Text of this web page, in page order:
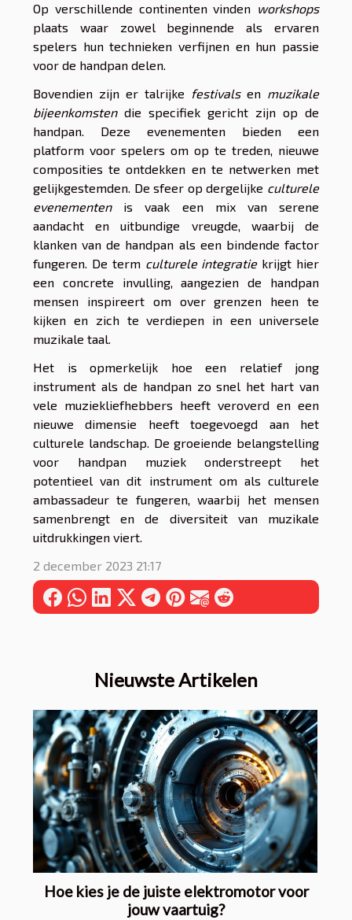
Op verschillende continenten vinden workshops
plaats waar zowel beginnende als ervaren
spelers hun technieken verfijnen en hun passie
voor de handpan delen.
Bovendien zijn er talrijke festivalsen muzikale
bijeenkomstendie specifiek gericht zijn op de
handpan. Deze evenementen bieden een
platform voor spelers om op te treden, nieuwe
composities te ontdekken en te netwerken met
gelijkgestemden. De sfeer op dergelijke culturele
evenementenis vaak een mix van serene
aandacht en uitbundige vreugde, waarbij de
klanken van de handpan als een bindende factor
fungeren. De term culturele integratiekrijgt hier
een concrete invulling, aangezien de handpan
mensen inspireert om over grenzen heen te
kijken en zich te verdiepen in een universele
muzikale taal.
Het is opmerkelijk hoe een relatief jong
instrument als de handpan zo snel het hart van
vele muziekliefhebbers heeft veroverd en een
nieuwe dimensie heeft toegevoegd aan het
culturele landschap. De groeiende belangstelling
voor handpan muziek onderstreept het
potentieel van dit instrument om als culturele
ambassadeur te fungeren, waarbij het mensen
samenbrengt en de diversiteit van muzikale
uitdrukkingen viert.
2 december 2023 21:17
Nieuwste Artikelen
Hoe kies je de juiste elektromotor voor
jouw vaartuig?